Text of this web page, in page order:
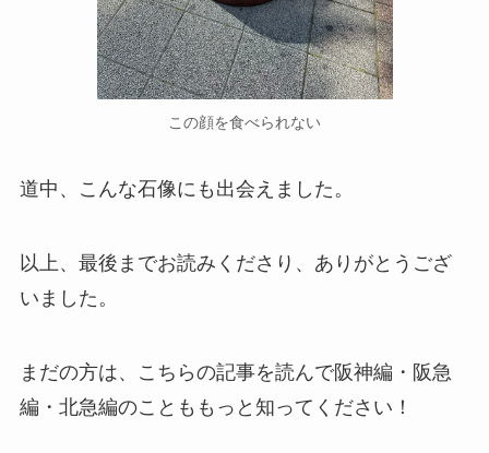
この顔を食べられない
道中、こんな石像にも出会えました。
以上、最後までお読みくださり、ありがとうござ
いました。
まだの方は、こちらの記事を読んで阪神編・阪急
編・北急編のことももっと知ってください！